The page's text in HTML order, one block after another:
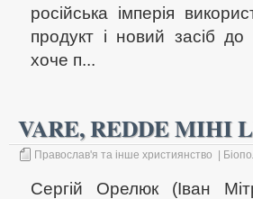
російська імперія
продукт і новий засіб до
хоче п...
VARE, REDDE MIHI
Православ'я та інше християнство
Сергій Орелюк (Іван